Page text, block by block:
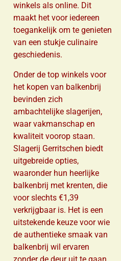
winkels als online. Dit
maakt het voor iedereen
toegankelijk om te genieten
van een stukje culinaire
geschiedenis.
Onder de top winkels voor
het kopen van balkenbrij
bevinden zich
ambachtelijke slagerijen,
waar vakmanschap en
kwaliteit voorop staan.
Slagerij Gerritschen biedt
uitgebreide opties,
waaronder hun heerlijke
balkenbrij met krenten, die
voor slechts €1,39
verkrijgbaar is. Het is een
uitstekende keuze voor wie
de authentieke smaak van
balkenbrij wil ervaren
zonder de deur uit te gaan.